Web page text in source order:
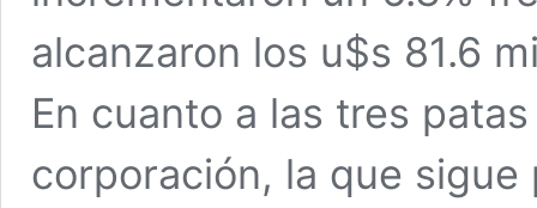
alcanzaron los u$s 81.6
En cuanto a las tres
corporación, la que